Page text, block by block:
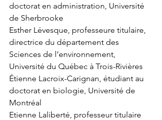
doctorat en administration, Université
de Sherbrooke
Esther Lévesque, professeure titulaire,
directrice du département des
Sciences de l’environnement,
Université du Québec à Trois-Rivières
Étienne Lacroix-Carignan, étudiant au
doctorat en biologie, Université de
Montréal
Etienne Laliberté, professeur titulaire